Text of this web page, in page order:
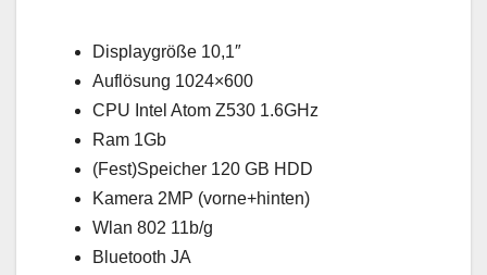
Displaygröße 10,1″
Auflösung 1024×600
CPU Intel Atom Z530 1.6GHz
Ram 1Gb
(Fest)Speicher 120 GB HDD
Kamera 2MP (vorne+hinten)
Wlan 802 11b/g
Bluetooth JA